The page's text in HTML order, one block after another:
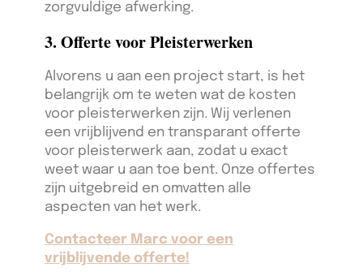
zorgvuldige afwerking.
3. Offerte voor Pleisterwerken
Alvorens u aan een project start, is het
belangrijk om te weten wat de kosten
voor pleisterwerken zijn. Wij verlenen
een vrijblijvend en transparant offerte
voor pleisterwerk aan, zodat u exact
weet waar u aan toe bent. Onze offertes
zijn uitgebreid en omvatten alle
aspecten van het werk.
Contacteer Marc voor een
vrijblijvende offerte!